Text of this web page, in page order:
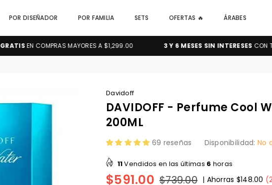
POR DISEÑADOR POR FAMILIA SETS OFERTAS 🔥 ÁRABES
EN COMPRAS MAYORES A $1,299.00 3 Y 6 MESES SIN INTERESESCON
Davidoff
DAVIDOFF - Perfume Cool
200ML
69 reseñas Disponibilidad: No
11Vendidos en las últimas 6 horas
$591.00 $739.00 | Ahorras $148.00 (